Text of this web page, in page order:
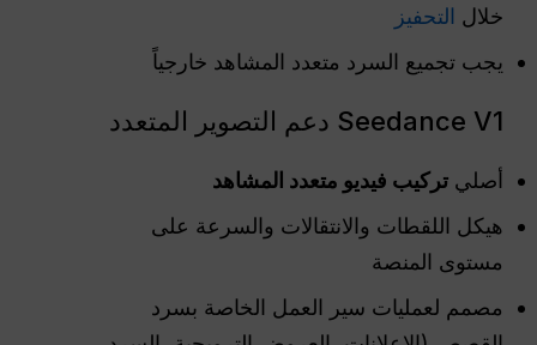
خلال التحفيز
يجب تجميع السرد متعدد المشاهد خارجياً
Seedance V1 دعم التصوير المتعدد
أصليتركيب فيديو متعدد المشاهد
هيكل اللقطات والانتقالات والسرعة على
مستوى المنصة
مصمم لعمليات سير العمل الخاصة بسرد